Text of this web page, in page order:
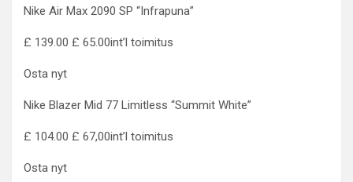
Nike Air Max 2090 SP “Infrapuna”
£ 139.00 £ 65.00int’l toimitus
Osta nyt
Nike Blazer Mid 77 Limitless “Summit White”
£ 104.00 £ 67,00int’l toimitus
Osta nyt